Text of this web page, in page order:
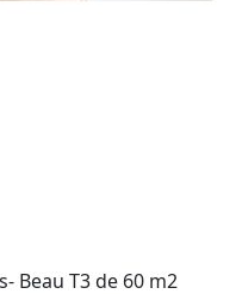
Beau T3 de 60 m2